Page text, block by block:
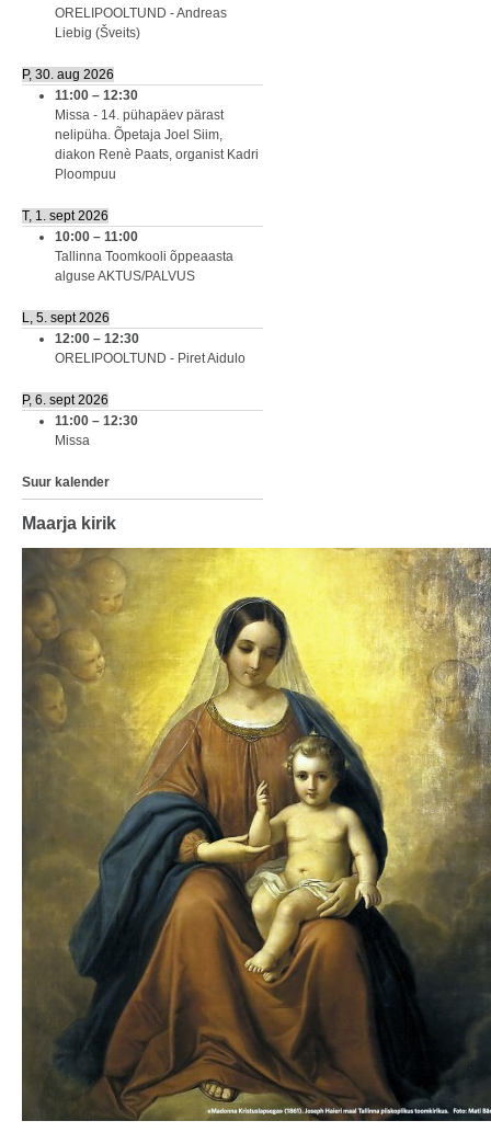
ORELIPOOLTUND - Andreas
Liebig (Šveits)
P, 30. aug 2026
11:00 – 12:30
Missa - 14. pühapäev pärast
nelipüha. Õpetaja Joel Siim,
diakon Renè Paats, organist Kadri
Ploompuu
T, 1. sept 2026
10:00 – 11:00
Tallinna Toomkooli õppeaasta
alguse AKTUS/PALVUS
L, 5. sept 2026
12:00 – 12:30
ORELIPOOLTUND - Piret Aidulo
P, 6. sept 2026
11:00 – 12:30
Missa
Suur kalender
Maarja kirik